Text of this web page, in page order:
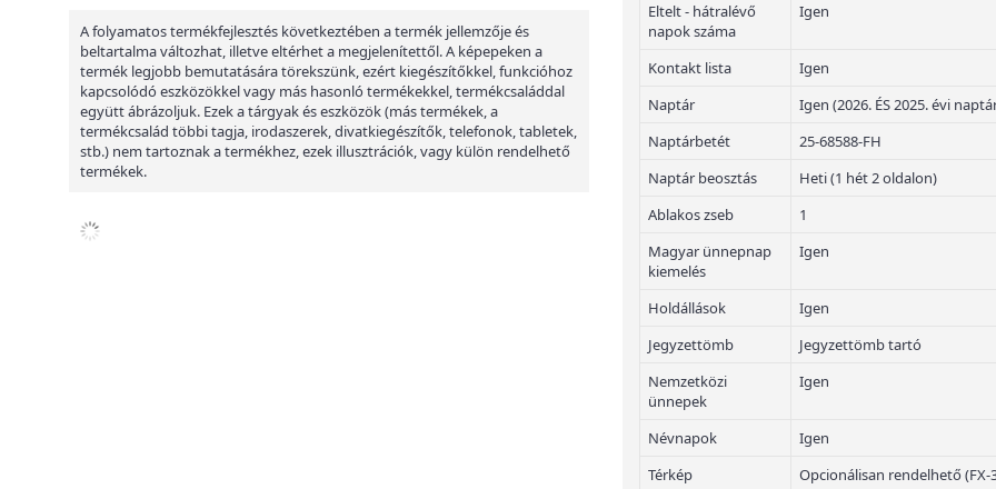
A folyamatos termékfejlesztés következtében a termék jellemzője és
beltartalma változhat, illetve eltérhet a megjelenítettől. A képepeken a
termék legjobb bemutatására törekszünk, ezért kiegészítőkkel, funkcióhoz
kapcsolódó eszközökkel vagy más hasonló termékekkel, termékcsaláddal
együtt ábrázoljuk. Ezek a tárgyak és eszközök (más termékek, a
termékcsalád többi tagja, irodaszerek, divatkiegészítők, telefonok, tabletek,
stb.) nem tartoznak a termékhez, ezek illusztrációk, vagy külön rendelhető
termékek.
Eltelt - hátralévő
napok száma
Igen
Kontakt lista
Igen
Naptár
Igen (2026. ÉS 2025. évi
Naptárbetét
25-68588-FH
Naptár beosztás
Heti (1 hét 2 oldalon)
Ablakos zseb
1
Magyar ünnepnap
kiemelés
Igen
Holdállások
Igen
Jegyzettömb
Jegyzettömb tartó
Nemzetközi
ünnepek
Igen
Névnapok
Igen
Térkép
Opcionálisan rendelhető (FX-